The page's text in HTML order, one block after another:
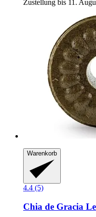
Zustellung bis 11.
Warenkorb
4.4 (5)
Chia de Gracia